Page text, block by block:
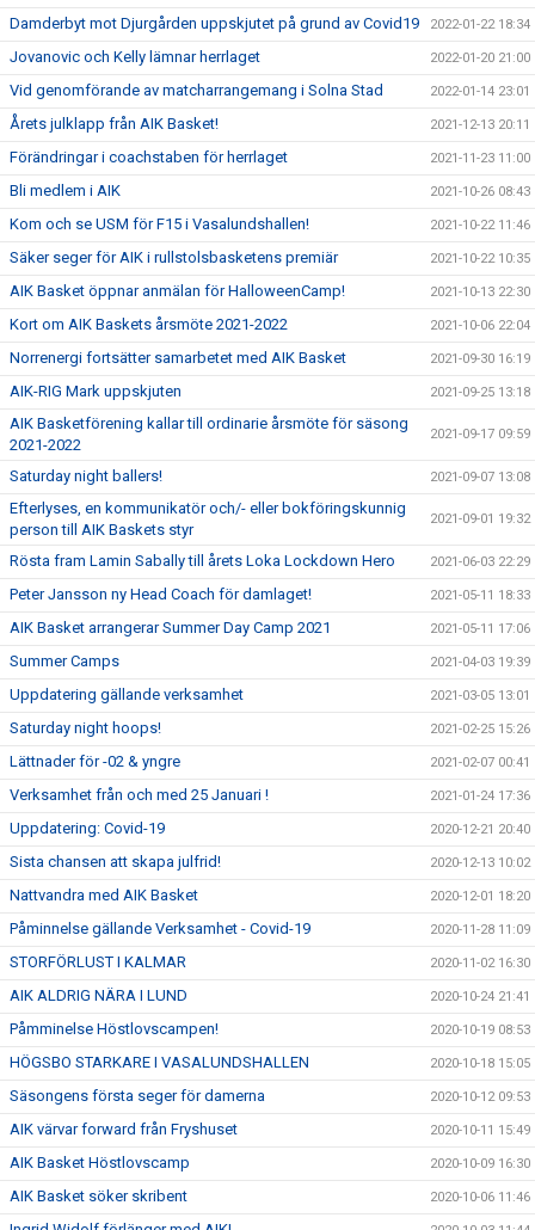
Damderbyt mot Djurgården uppskjutet på grund av Covid19 2022-01-22 18:34
Jovanovic och Kelly lämnar herrlaget 2022-01-20 21:00
Vid genomförande av matcharrangemang i Solna Stad 2022-01-14 23:01
Årets julklapp från AIK Basket! 2021-12-13 20:11
Förändringar i coachstaben för herrlaget 2021-11-23 11:00
Bli medlem i AIK 2021-10-26 08:43
Kom och se USM för F15 i Vasalundshallen! 2021-10-22 11:46
Säker seger för AIK i rullstolsbasketens premiär 2021-10-22 10:35
AIK Basket öppnar anmälan för HalloweenCamp! 2021-10-13 22:30
Kort om AIK Baskets årsmöte 2021-2022 2021-10-06 22:04
Norrenergi fortsätter samarbetet med AIK Basket 2021-09-30 16:19
AIK-RIG Mark uppskjuten 2021-09-25 13:18
AIK Basketförening kallar till ordinarie årsmöte för säsong
2021-2022
2021-09-17 09:59
Saturday night ballers! 2021-09-07 13:08
Efterlyses, en kommunikatör och/- eller bokföringskunnig
person till AIK Baskets styr
2021-09-01 19:32
Rösta fram Lamin Sabally till årets Loka Lockdown Hero 2021-06-03 22:29
Peter Jansson ny Head Coach för damlaget! 2021-05-11 18:33
AIK Basket arrangerar Summer Day Camp 2021 2021-05-11 17:06
Summer Camps 2021-04-03 19:39
Uppdatering gällande verksamhet 2021-03-05 13:01
Saturday night hoops! 2021-02-25 15:26
Lättnader för -02 & yngre 2021-02-07 00:41
Verksamhet från och med 25 Januari ! 2021-01-24 17:36
Uppdatering: Covid-19 2020-12-21 20:40
Sista chansen att skapa julfrid! 2020-12-13 10:02
Nattvandra med AIK Basket 2020-12-01 18:20
Påminnelse gällande Verksamhet - Covid-19 2020-11-28 11:09
STORFÖRLUST I KALMAR 2020-11-02 16:30
AIK ALDRIG NÄRA I LUND 2020-10-24 21:41
Påmminelse Höstlovscampen! 2020-10-19 08:53
HÖGSBO STARKARE I VASALUNDSHALLEN 2020-10-18 15:05
Säsongens första seger för damerna 2020-10-12 09:53
AIK värvar forward från Fryshuset 2020-10-11 15:49
AIK Basket Höstlovscamp 2020-10-09 16:30
AIK Basket söker skribent 2020-10-06 11:46